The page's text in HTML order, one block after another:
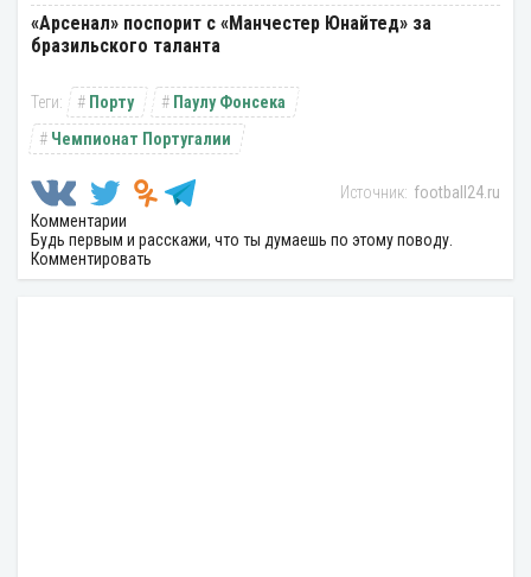
«Арсенал» поспорит с «Манчестер Юнайтед» за
бразильского таланта
Порту
Паулу Фонсека
Чемпионат Португалии
football24.ru
Комментарии
Будь первым и расскажи, что ты думаешь по этому поводу.
Комментировать